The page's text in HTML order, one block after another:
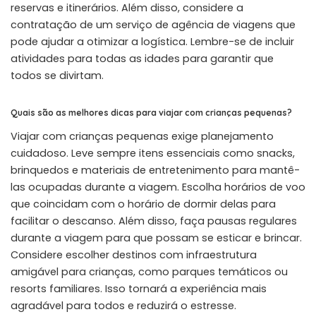
reservas e itinerários. Além disso, considere a
contratação de um serviço de agência de viagens que
pode ajudar a otimizar a logística. Lembre-se de incluir
atividades para todas as idades para garantir que
todos se divirtam.
Quais são as melhores dicas para viajar com crianças pequenas?
Viajar com crianças pequenas exige planejamento
cuidadoso. Leve sempre itens essenciais como snacks,
brinquedos e materiais de entretenimento para mantê-
las ocupadas durante a viagem. Escolha horários de voo
que coincidam com o horário de dormir delas para
facilitar o descanso. Além disso, faça pausas regulares
durante a viagem para que possam se esticar e brincar.
Considere escolher destinos com infraestrutura
amigável para crianças, como parques temáticos ou
resorts familiares. Isso tornará a experiência mais
agradável para todos e reduzirá o estresse.